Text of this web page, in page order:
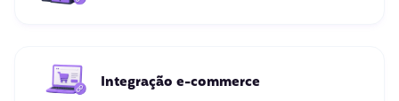
Integração e-commerce